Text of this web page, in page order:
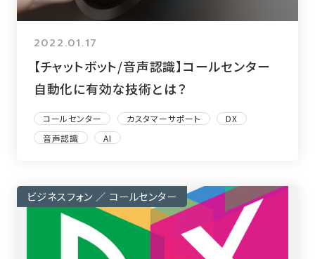
2022.01.17
【チャットボット/音声認識】コールセンター
自動化に有効な技術とは？
コールセンター カスタマーサポート
DX
音声認識
AI
ビジネスフォン ／ コールセンター